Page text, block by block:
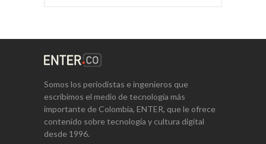
Somos los periodistas e ingenieros que
escribimos el medio de tecnología más
importante de Colombia, ENTER, que le ofrece
contenido sobre tecnología y cultura digital
desde 1996.